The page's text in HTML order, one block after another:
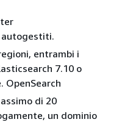
autogestiti.
entrambi i
7.10 o
OpenSearch
di 20
un dominio